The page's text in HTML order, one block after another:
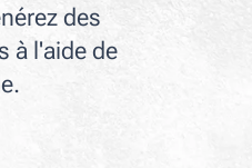
des
à l'aide de